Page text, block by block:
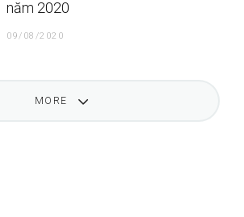
năm 2020
09/08/2020
MORE